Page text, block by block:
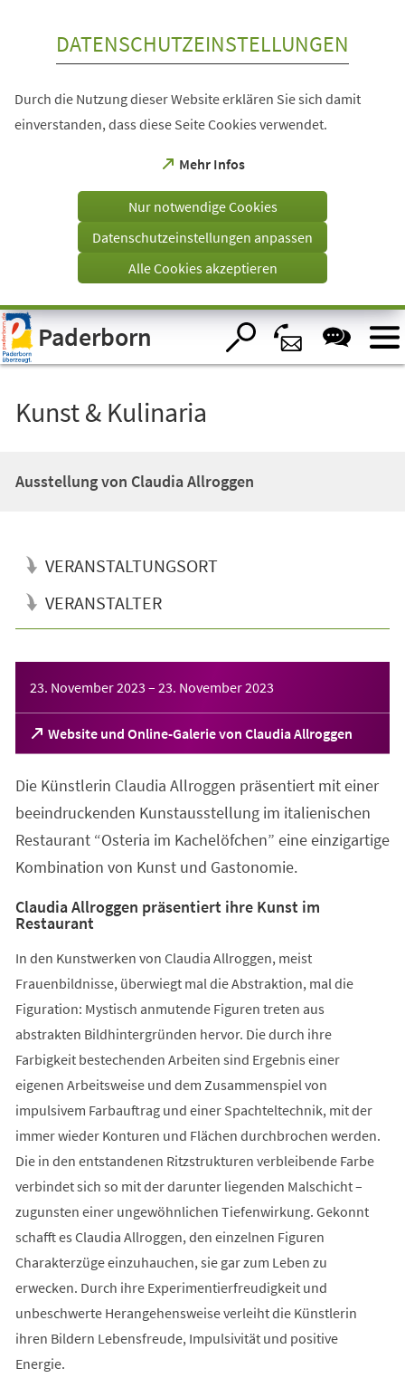
Visuelle
Assistenzsoftware
öffnen.
DATENSCHUTZEINSTELLUNGEN
Durch die Nutzung dieser Website erklären Sie sich damit
einverstanden, dass diese Seite Cookies verwendet.
Mehr Infos
(Öffnet
einem
Tab)
Nur notwendige Cookies
Datenschutzeinstellungen anpassen
Alle Cookies akzeptieren
Paderborn
Kunst & Kulinaria
Ausstellung von Claudia Allroggen
VERANSTALTUNGSORT
VERANSTALTER
23. November 2023 – 23. November 2023
Website und Online-Galerie von Claudia Allroggen
(Öffnet
in
neuen
Tab)
Die Künstlerin Claudia Allroggen präsentiert mit einer
beeindruckenden Kunstausstellung im italienischen
Restaurant “Osteria im Kachelöfchen” eine einzigartige
Kombination von Kunst und Gastonomie.
Claudia Allroggen präsentiert ihre Kunst im
Restaurant
In den Kunstwerken von Claudia Allroggen, meist
Frauenbildnisse, überwiegt mal die Abstraktion, mal die
Figuration: Mystisch anmutende Figuren treten aus
abstrakten Bildhintergründen hervor. Die durch ihre
Farbigkeit bestechenden Arbeiten sind Ergebnis einer
eigenen Arbeitsweise und dem Zusammenspiel von
impulsivem Farbauftrag und einer Spachteltechnik, mit der
immer wieder Konturen und Flächen durchbrochen werden.
Die in den entstandenen Ritzstrukturen verbleibende Farbe
verbindet sich so mit der darunter liegenden Malschicht –
zugunsten einer ungewöhnlichen Tiefenwirkung. Gekonnt
schafft es Claudia Allroggen, den einzelnen Figuren
Charakterzüge einzuhauchen, sie gar zum Leben zu
erwecken. Durch ihre Experimentierfreudigkeit und
unbeschwerte Herangehensweise verleiht die Künstlerin
ihren Bildern Lebensfreude, Impulsivität und positive
Energie.